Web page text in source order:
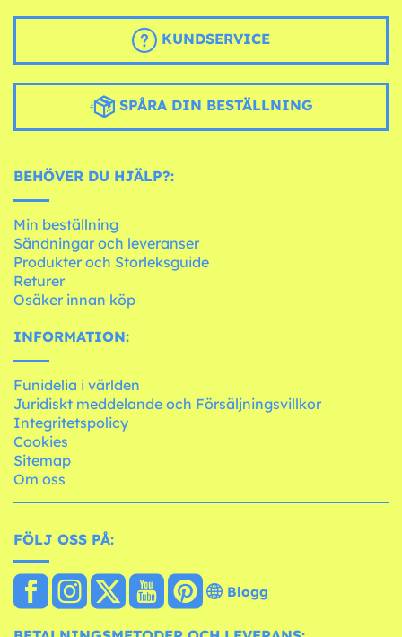
KUNDSERVICE
SPÅRA DIN BESTÄLLNING
BEHÖVER DU HJÄLP?:
Min beställning
Sändningar och leveranser
Produkter och Storleksguide
Returer
Osäker innan köp
INFORMATION:
Funidelia i världen
Juridiskt meddelande och Försäljningsvillkor
Integritetspolicy
Cookies
Sitemap
Om oss
FÖLJ OSS PÅ:
Blogg